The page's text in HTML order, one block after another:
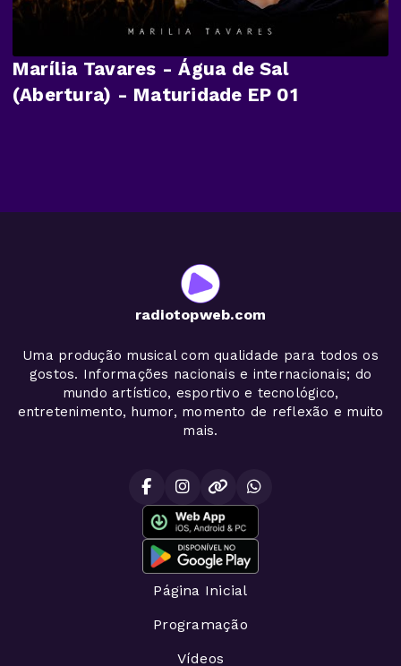
Marília Tavares - Água de Sal
(Abertura) - Maturidade EP 01
radiotopweb.com
Uma produção musical com qualidade para todos os
gostos. Informações nacionais e internacionais; do
mundo artístico, esportivo e tecnológico,
entretenimento, humor, momento de reflexão e muito
mais.
Página Inicial
Programação
Vídeos